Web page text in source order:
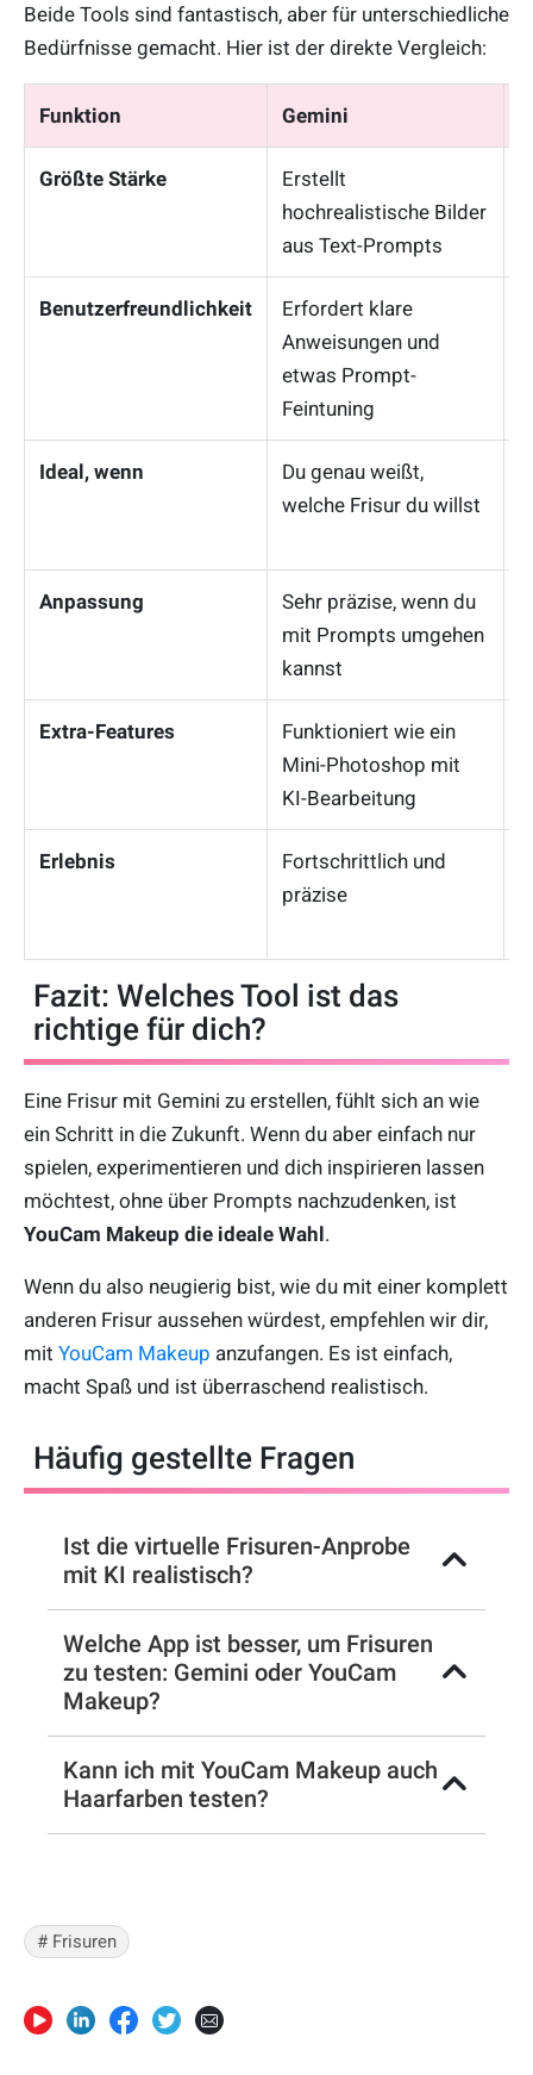
Beide Tools sind fantastisch, aber für unterschiedliche
Bedürfnisse gemacht. Hier ist der direkte Vergleich:
Funktion Gemini
Größte Stärke
Erstellt
hochrealistische Bilder
aus Text-Prompts
Benutzerfreundlichkeit
Erfordert klare
Anweisungen und
etwas Prompt-
Feintuning
Ideal, wenn
Du genau weißt,
welche Frisur du willst
Anpassung
Sehr präzise, wenn du
mit Prompts umgehen
kannst
Extra-Features
Funktioniert wie ein
Mini-Photoshop mit
KI-Bearbeitung
Erlebnis
Fortschrittlich und
präzise
Fazit: Welches Tool ist das
richtige für dich?
Eine Frisur mit Gemini zu erstellen, fühlt sich an wie
ein Schritt in die Zukunft. Wenn du aber einfach nur
spielen, experimentieren und dich inspirieren lassen
möchtest, ohne über Prompts nachzudenken, ist
YouCam Makeup die ideale Wahl.
Wenn du also neugierig bist, wie du mit einer komplett
anderen Frisur aussehen würdest, empfehlen wir dir,
mit YouCam Makeup anzufangen. Es ist einfach,
macht Spaß und ist überraschend realistisch.
Häufig gestellte Fragen
Ist die virtuelle Frisuren-Anprobe
mit KI realistisch?
Welche App ist besser, um Frisuren
zu testen: Gemini oder YouCam
Makeup?
Kann ich mit YouCam Makeup auch
Haarfarben testen?
# Frisuren